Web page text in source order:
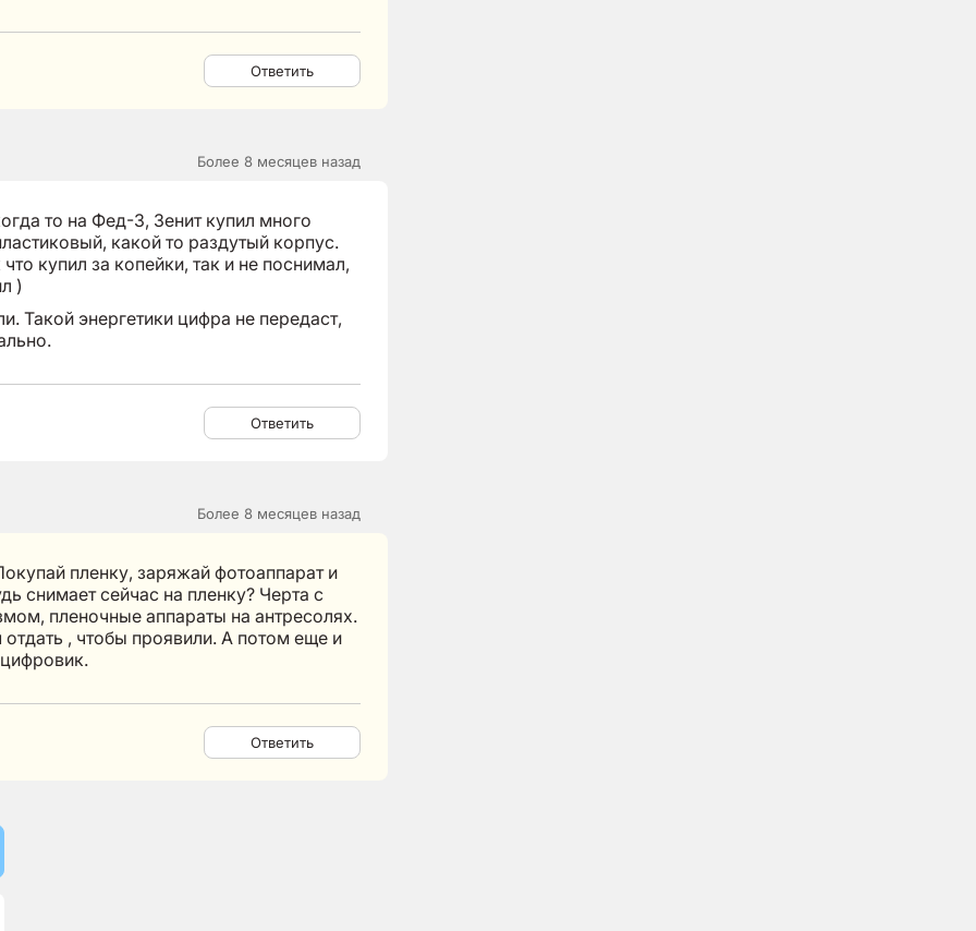
Ответить
Более 8 месяцев назад
то на Фед-3, Зенит купил много
какой то раздутый корпус.
купил за копейки, так и не поснимал,
)
Такой энергетики цифра не передаст,
Ответить
Более 8 месяцев назад
пленку, заряжай фотоаппарат и
снимает сейчас на пленку? Черта с
пленочные аппараты на антресолях.
, чтобы проявили. А потом еще и
Ответить